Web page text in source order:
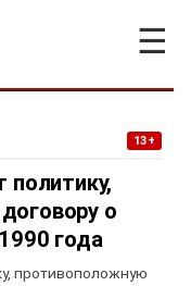
☰
13+
политику,
о
года
противоположную